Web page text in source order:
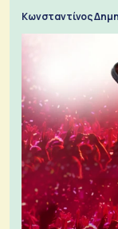
Κωνσταντίνος